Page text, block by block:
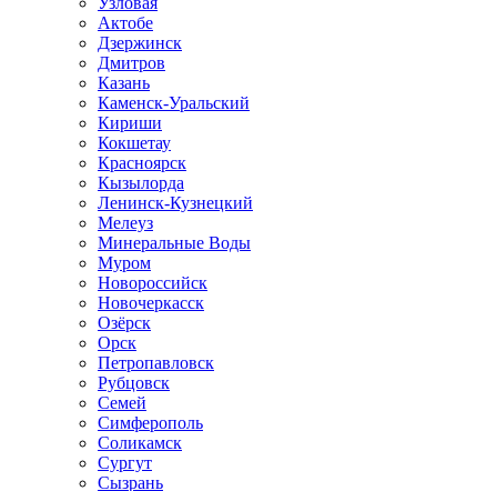
Актобе
Дзержинск
Дмитров
Казань
Каменск-Уральский
Кириши
Кокшетау
Красноярск
Кызылорда
Ленинск-Кузнецкий
Мелеуз
Минеральные Воды
Муром
Новороссийск
Новочеркасск
Озёрск
Орск
Петропавловск
Рубцовск
Семей
Симферополь
Соликамск
Сургут
Сызрань